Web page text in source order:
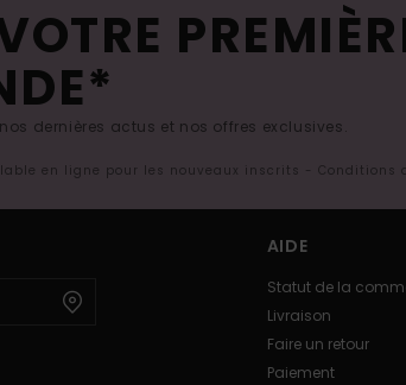
dernières actus et nos offres exclusives.
en ligne pour les nouveaux inscrits -
AIDE
Statut de la
Livraison
Faire un retour
Paiement